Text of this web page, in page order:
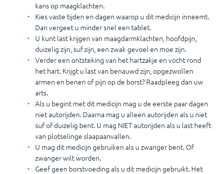
kans op maagklachten.
Kies vaste tijden en dagen waarop u dit medicijn inneemt.
Dan vergeet u minder snel een tablet.
U kunt last krijgen van maagdarmklachten, hoofdpijn,
duizelig zijn, suf zijn, een zwak gevoel en moe zijn.
Verder een ontsteking van het hartzakje en vocht rond
het hart. Krijgt u last van benauwd zijn, opgezwollen
armen en benen of pijn op de borst? Raadpleeg dan uw
arts.
Als u begint met dit medicijn mag u de eerste paar dagen
niet autorijden. Daarna mag u alleen autorijden als u niet
suf of duizelig bent. U mag NIET autorijden als u last heeft
van plotselinge slaapaanvallen.
U mag dit medicijn gebruiken als u zwanger bent. Of
zwanger wilt worden.
Geef geen borstvoeding als u dit medicijn gebruikt. Het